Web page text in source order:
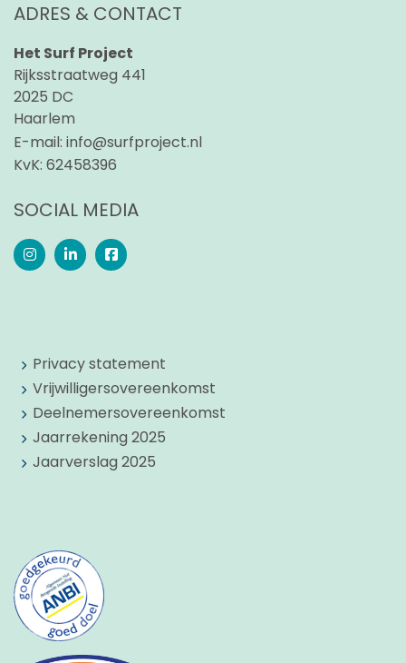
ADRES & CONTACT
Het Surf Project
Rijksstraatweg 441
2025 DC
Haarlem
E-mail: info@surfproject.nl
KvK: 62458396
SOCIAL MEDIA
Privacy statement
Vrijwilligersovereenkomst
Deelnemersovereenkomst
Jaarrekening 2025
Jaarverslag 2025